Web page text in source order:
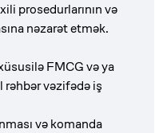
prosedurlarının və
nəzarət etmək.
FMCG və ya
vəzifədə iş
və komanda